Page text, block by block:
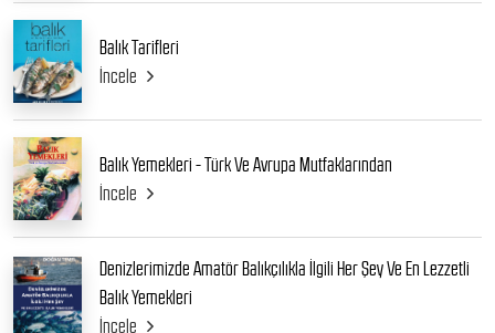
Balık Tarifleri
İncele
Balık Yemekleri - Türk Ve Avrupa Mutfaklarından
İncele
Denizlerimizde Amatör Balıkçılıkla İlgili Her Şey Ve En Lezzetli
Balık Yemekleri
İncele